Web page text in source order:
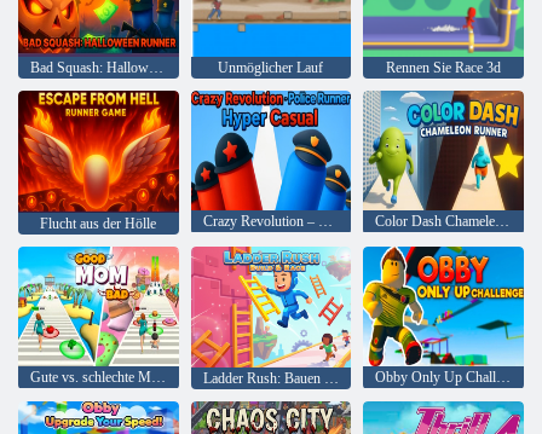
Bad Squash: Halloween Runner Unmöglicher Lauf Rennen Sie Race 3d
Flucht aus der Hölle Crazy Revolution – Police Runner Hyper Casual Color Dash Chameleon Runner
Gute vs. schlechte Mutter Ladder Rush: Bauen und Rennen fahren Obby Only Up Challenge